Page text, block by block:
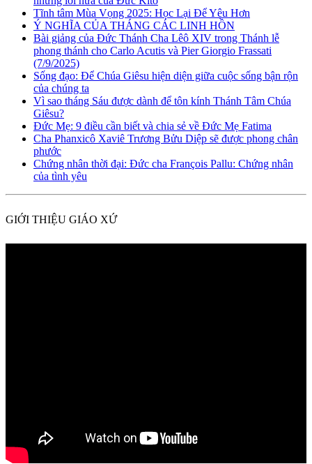
Tĩnh tâm Mùa Vọng 2025: Học Lại Để Yêu Hơn
Ý NGHĨA CỦA THÁNG CÁC LINH HỒN
Bài giảng của Đức Thánh Cha Lêô XIV trong Thánh lễ
phong thánh cho Carlo Acutis và Pier Giorgio Frassati
(7/9/2025)
Sống đạo: Để Chúa Giêsu hiện diện giữa cuộc sống bận rộn
của chúng ta
Vì sao tháng Sáu được dành để tôn kính Thánh Tâm Chúa
Giêsu?
Đức Mẹ: 9 điều cần biết và chia sẻ về Đức Mẹ Fatima
Cha Phanxicô Xaviê Trương Bửu Diệp sẽ được phong chân
phước
Chứng nhân thời đại: Đức cha François Pallu: Chứng nhân
của tình yêu
GIỚI THIỆU GIÁO XỨ